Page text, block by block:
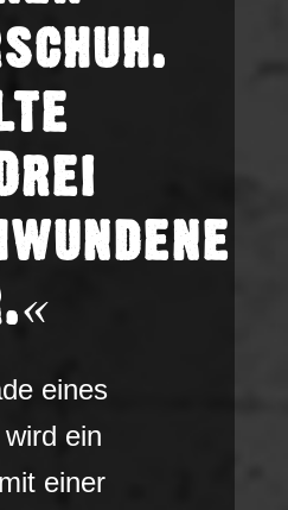
«
eines
ein
einer